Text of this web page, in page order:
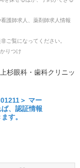
護師求人、薬剤師求人情報
ご覧になってください。
りつけ
上杉眼科・歯科クリニッ